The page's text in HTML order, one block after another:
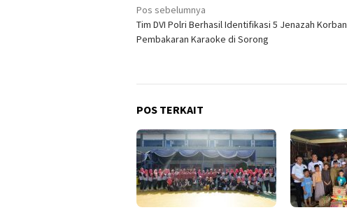
Navigasi
pos
Pos sebelumnya
Tim DVI Polri Berhasil Identifikasi 5 Jenazah Korban
Pembakaran Karaoke di Sorong
POS TERKAIT